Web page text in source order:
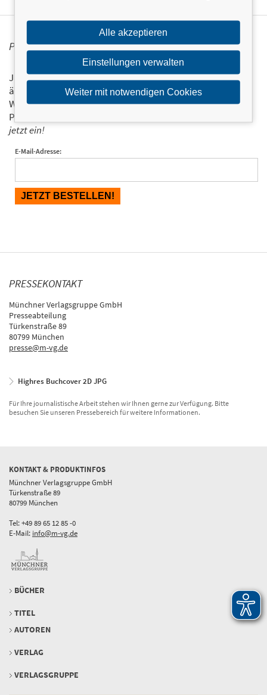
PERSONALISIERTE PRODUKTINFORMATIONEN
Ja, ich will über interessante Neuerscheinungen und
ähnliche Produkte informiert werden.
Wir halten Sie per E-Mail auf dem aktuellen Stand über das
Programm der Münchner Verlagsgruppe.
jetzt ein!
E-Mail-Adresse:
PRESSEKONTAKT
Münchner Verlagsgruppe GmbH
Presseabteilung
Türkenstraße 89
80799 München
presse@m-vg.de
Highres Buchcover 2D JPG
Für Ihre journalistische Arbeit stehen wir Ihnen gerne zur Verfügung. Bitte
besuchen Sie unseren Pressebereich für weitere Informationen.
KONTAKT & PRODUKTINFOS
Münchner Verlagsgruppe GmbH
Türkenstraße 89
80799 München
Tel: +49 89 65 12 85 -0
E-Mail: info@m-vg.de
BÜCHER
TITEL
AUTOREN
VERLAG
VERLAGSGRUPPE
Alle akzeptieren
Einstellungen verwalten
Weiter mit notwendigen Cookies